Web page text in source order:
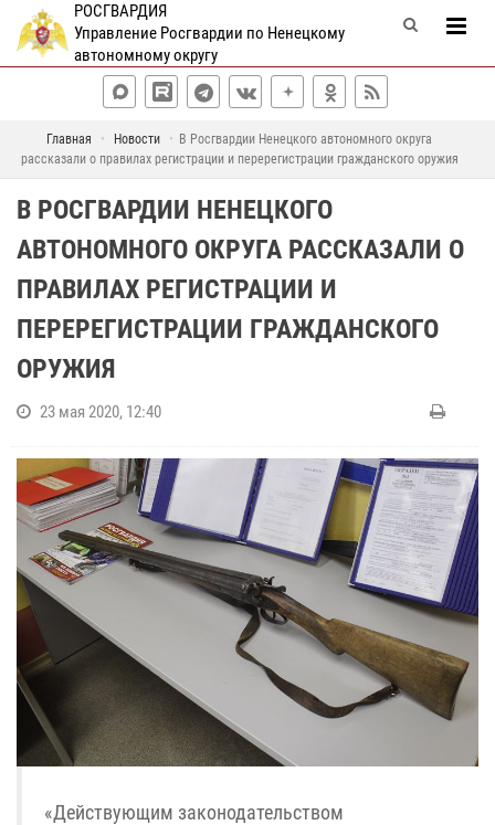
РОСГВАРДИЯ
Управление Росгвардии по Ненецкому
автономному округу
Главная Новости
В Росгвардии Ненецкого автономного округа
рассказали о правилах регистрации и перерегистрации гражданского оружия
В РОСГВАРДИИ НЕНЕЦКОГО
АВТОНОМНОГО ОКРУГА РАССКАЗАЛИ О
ПРАВИЛАХ РЕГИСТРАЦИИ И
ПЕРЕРЕГИСТРАЦИИ ГРАЖДАНСКОГО
ОРУЖИЯ
23 мая 2020, 12:40
«Действующим законодательством